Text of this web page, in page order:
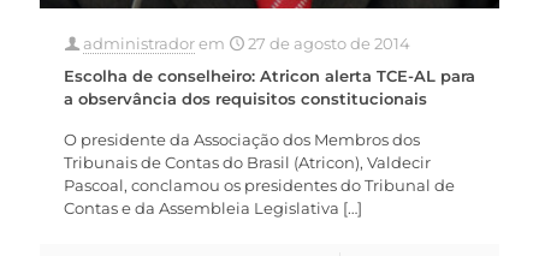
administradorem
27 de agosto de 2014
Escolha de conselheiro: Atricon alerta TCE-AL para
a observância dos requisitos constitucionais
O presidente da Associação dos Membros dos
Tribunais de Contas do Brasil (Atricon), Valdecir
Pascoal, conclamou os presidentes do Tribunal de
Contas e da Assembleia Legislativa […]